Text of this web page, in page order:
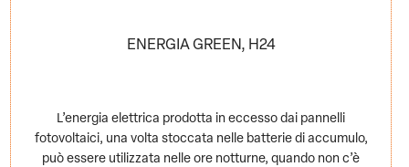
ENERGIA GREEN, H24
L’energia elettrica prodotta in eccesso dai pannelli
fotovoltaici, una volta stoccata nelle batterie di accumulo,
può essere utilizzata nelle ore notturne, quando non c’è